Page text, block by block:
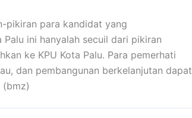
pikiran para kandidat yang
ini hanyalah secuil dari pikiran
ke KPU Kota Palu. Para pemerhati
dan pembangunan berkelanjutan dapat
(bmz)